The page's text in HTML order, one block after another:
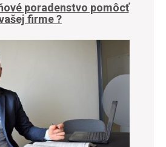
poradenstvo pomôcť
firme ?